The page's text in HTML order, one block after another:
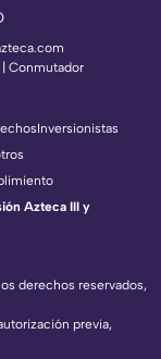
Conmutador
derechos reservados,
previa,
Inversionistas
Azteca III y